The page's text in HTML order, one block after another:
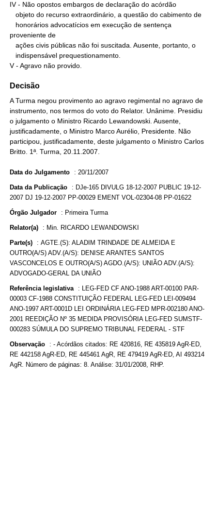
IV - Não opostos embargos de declaração do acórdão
proveniente de
V - Agravo não provido.
Decisão
A Turma negou provimento ao agravo regimental no agravo de
instrumento, nos termos do voto do Relator. Unânime. Presidiu
o julgamento o Ministro Ricardo Lewandowski. Ausente,
justificadamente, o Ministro Marco Aurélio, Presidente. Não
participou, justificadamente, deste julgamento o Ministro Carlos
Britto. 1ª. Turma, 20.11.2007.
Data do Julgamento : 20/11/2007
Data da Publicação : DJe-165 DIVULG 18-12-2007 PUBLIC 19-12-
2007 DJ 19-12-2007 PP-00029 EMENT VOL-02304-08 PP-01622
Órgão Julgador : Primeira Turma
Relator(a) : Min. RICARDO LEWANDOWSKI
Parte(s) : AGTE.(S): ALADIM TRINDADE DE ALMEIDA E
OUTRO(A/S) ADV.(A/S): DENISE ARANTES SANTOS
VASCONCELOS E OUTRO(A/S) AGDO.(A/S): UNIÃO ADV.(A/S):
ADVOGADO-GERAL DA UNIÃO
Referência legislativa : LEG-FED CF ANO-1988 ART-00100 PAR-
00003 CF-1988 CONSTITUIÇÃO FEDERAL LEG-FED LEI-009494
ANO-1997 ART-0001D LEI ORDINÁRIA LEG-FED MPR-002180 ANO-
2001 REEDIÇÃO Nº 35 MEDIDA PROVISÓRIA LEG-FED SUMSTF-
000283 SÚMULA DO SUPREMO TRIBUNAL FEDERAL - STF
Observação : - Acórdãos citados: RE 420816, RE 435819 AgR-ED,
RE 442158 AgR-ED, RE 445461 AgR, RE 479419 AgR-ED, AI 493214
AgR. Número de páginas: 8. Análise: 31/01/2008, RHP.